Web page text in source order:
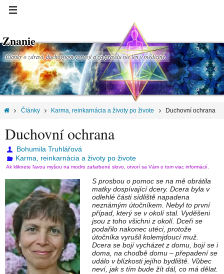
Znanie
Články o zdraví, duchovnom rozvoji a za pravdu nie len v medicíne.
Články Karma, reinkarnácia a životy po živote Duchovní ochrana
Duchovní ochrana
Bohumila Truhlářová
Karma, reinkarnácia a životy po živote
Ak kliknete ľavou myšou na modro zafarbené slovo, otvorí sa Vám o tom viac informácií.
S prosbou o pomoc se na mě obrátila
matky dospívající dcery. Dcera byla v
odlehlé části sídliště napadena
neznámým útočníkem. Nebyl to první
případ, který se v okolí stal. Vyděšeni
jsou z toho všichni z okolí. Dceři se
podařilo nakonec utéci, protože
útočníka vyrušil kolemjdoucí muž.
Dcera se bojí vycházet z domu, bojí se i
doma, na chodbě domu – přepadení se
událo v blízkosti jejího bydliště. Vůbec
neví, jak s tím bude žít dál, co má dělat.